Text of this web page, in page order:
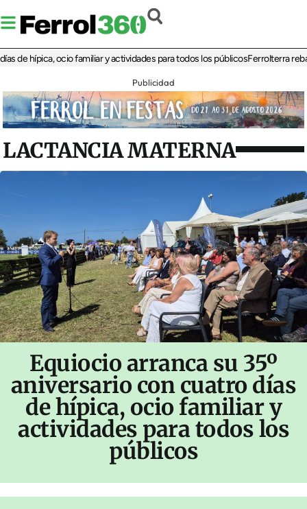
ocio familiar y actividades para todos los públicosFerrolterra rebate a
Publicidad
LACTANCIA MATERNA
Equiocio arranca su 35º
aniversario con cuatro días
de hípica, ocio familiar y
actividades para todos los
públicos